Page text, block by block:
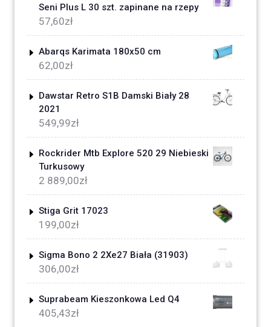
Seni Plus L 30 szt. zapinane na rzepy
57,60zł
Abarqs Karimata 180x50 cm
62,00zł
Dawstar Retro S1B Damski Biały 28
2021
549,99zł
Rockrider Mtb Explore 520 29 Niebieski
Turkusowy
2 889,00zł
Stiga Grit 17023
199,00zł
Sigma Bono 2 2Xe27 Biała (31903)
306,00zł
Suprabeam Kieszonkowa Led Q4
405,43zł